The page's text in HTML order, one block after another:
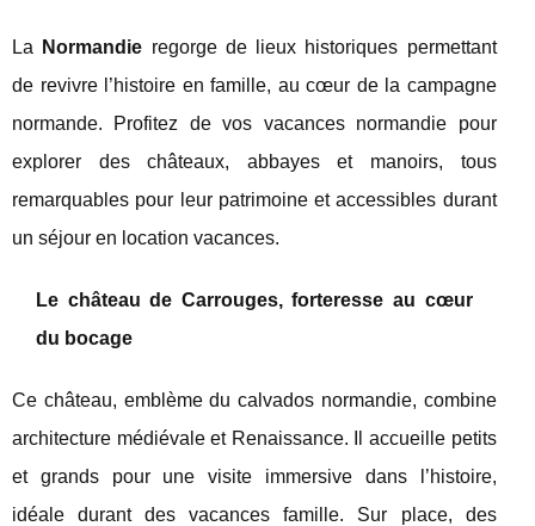
La Normandie regorge de lieux historiques permettant
de revivre l’histoire en famille, au cœur de la campagne
normande. Profitez de vos vacances normandie pour
explorer des châteaux, abbayes et manoirs, tous
remarquables pour leur patrimoine et accessibles durant
un séjour en location vacances.
Le château de Carrouges, forteresse au cœur
du bocage
Ce château, emblème du calvados normandie, combine
architecture médiévale et Renaissance. Il accueille petits
et grands pour une visite immersive dans l’histoire,
idéale durant des vacances famille. Sur place, des